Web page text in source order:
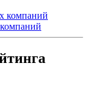
компаний